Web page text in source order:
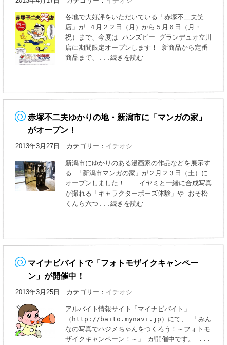
各地で大好評をいただいている「赤塚不二夫笑
店」が ４月２２日（月）から５月６日（月・
祝）まで、今度は ハンズビー グランデュオ立川
店に期間限定オープンします！ 新商品から定番
商品まで、
...続きを読む
赤塚不二夫ゆかりの地・新潟市に「マンガの家」
がオープン！
2013年3月27日 カテゴリー： イチオシ
新潟市にゆかりのある漫画家の作品などを展示す
る 「新潟市マンガの家」が２月２３日（土）に
オープンしました！ イヤミと一緒に合成写真
が撮れる「キャラクターポーズ体験」や おそ松
くんら六つ ...続きを読む
マイナビバイトで「フォトモザイクキャンペー
ン」が開催中！
2013年3月25日 カテゴリー： イチオシ
アルバイト情報サイト「マイナビバイト」
（http://baito.mynavi.jp）にて、 「みん
なの写真でハジメちゃんをつくろう！～フォトモ
ザイクキャンペーン！～」 が開催中です。
...